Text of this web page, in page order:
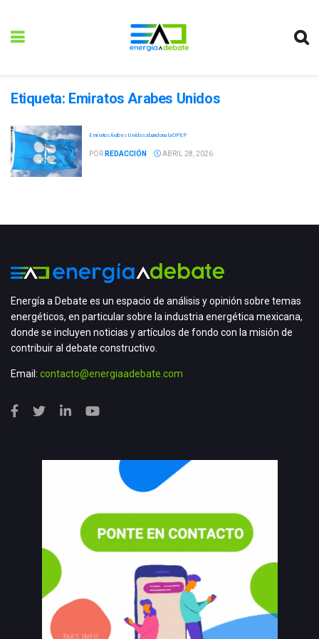
Etiqueta: Emiratos Arabes Unidos
Emiratos Árabes Unidos abandona la OPEP
POR REDACCIÓN ABRIL 28, 2026
Energía a Debate es un espacio de análisis y opinión sobre temas
energéticos, en particular sobre la industria energética mexicana,
donde se incluyen noticias y artículos de fondo con la misión de
contribuir al debate constructivo.
Email: contacto@energiaadebate.com